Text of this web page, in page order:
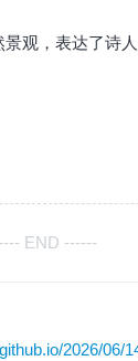
观，表达了诗
END ------
2026/06/